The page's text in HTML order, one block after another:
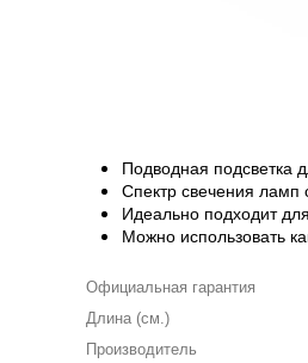
Подводная подсветка
Спектр свечения ламп
Идеально подходит
Можно использовать
Официальная гарантия
Длина (см.)
Производитель